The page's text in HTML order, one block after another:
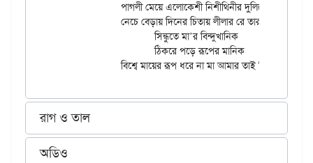
			সিন্ধুতে মা’র বিন্দুখানিক
			ঠিকরে পড়ে রূপের মানিক
রাগ ও তাল
অডিও